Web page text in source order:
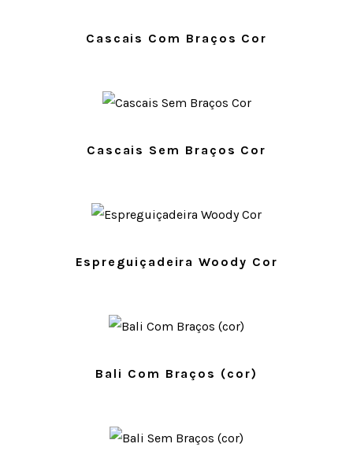
Cascais Com Braços Cor
Cascais Sem Braços Cor
Espreguiçadeira Woody Cor
Bali Com Braços (cor)